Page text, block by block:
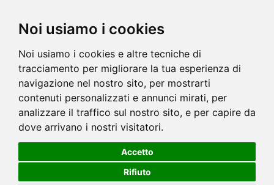
Noi usiamo i cookies
Noi usiamo i cookies e altre tecniche di
tracciamento per migliorare la tua esperienza di
navigazione nel nostro sito, per mostrarti
contenuti personalizzati e annunci mirati, per
analizzare il traffico sul nostro sito, e per capire da
dove arrivano i nostri visitatori.
Accetto
Rifiuto